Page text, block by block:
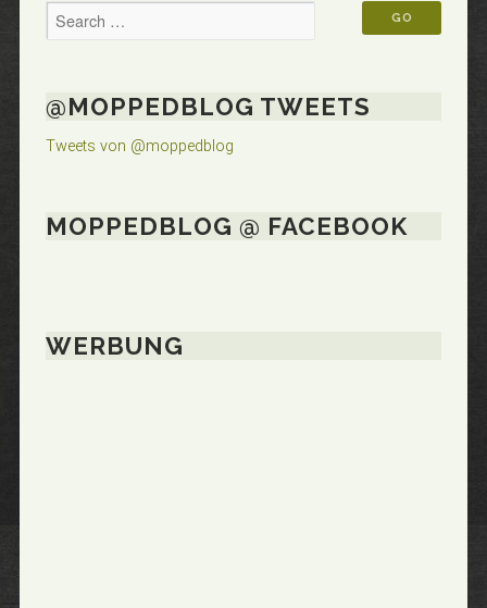
@MOPPEDBLOG TWEETS
Tweets von @moppedblog
MOPPEDBLOG @ FACEBOOK
WERBUNG